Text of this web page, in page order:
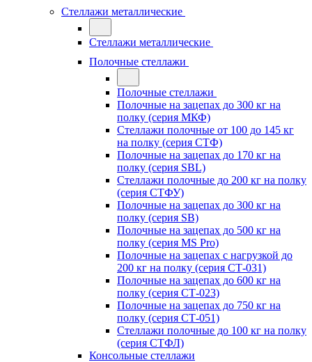
Стеллажи металлические
Стеллажи металлические
Полочные стеллажи
Полочные стеллажи
Полочные на зацепах до 300 кг на
полку (серия МКФ)
Стеллажи полочные от 100 до 145 кг
на полку (серия СТФ)
Полочные на зацепах до 170 кг на
полку (серия SBL)
Стеллажи полочные до 200 кг на полку
(серия СТФУ)
Полочные на зацепах до 300 кг на
полку (серия SB)
Полочные на зацепах до 500 кг на
полку (серия MS Pro)
Полочные на зацепах с нагрузкой до
200 кг на полку (серия СТ-031)
Полочные на зацепах до 600 кг на
полку (серия СТ-023)
Полочные на зацепах до 750 кг на
полку (серия СТ-051)
Стеллажи полочные до 100 кг на полку
(серия СТФЛ)
Консольные стеллажи